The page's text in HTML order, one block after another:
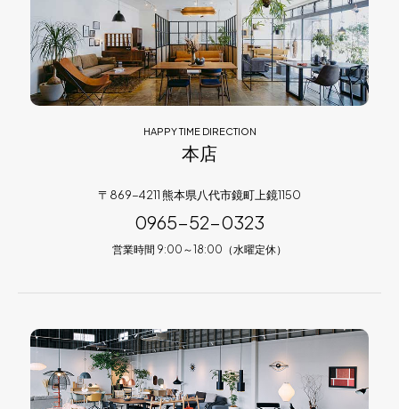
HAPPY TIME DIRECTION
本店
〒869-4211 熊本県八代市鏡町上鏡1150
0965-52-0323
営業時間 9:00～18:00（水曜定休）